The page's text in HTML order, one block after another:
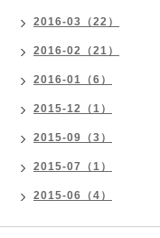
2016-03（22）
2016-02（21）
2016-01（6）
2015-12（1）
2015-09（3）
2015-07（1）
2015-06（4）